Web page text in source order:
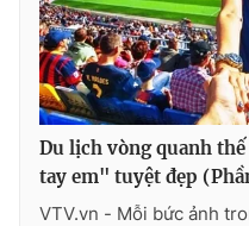
Du lịch vòng quanh
tay em" tuyệt đẹp
VTV.vn - Mỗi bức ảnh